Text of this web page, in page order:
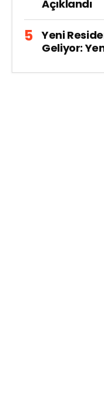
Açıklandı
Yeni
Geliyor: